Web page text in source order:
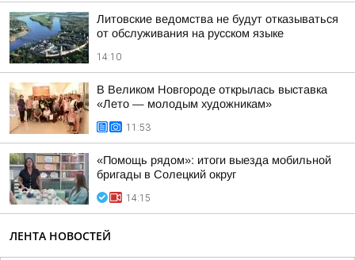
Литовские ведомства не будут отказываться
от обслуживания на русском языке
14:10
В Великом Новгороде открылась выставка
«Лето — молодым художникам»
11:53
«Помощь рядом»: итоги выезда мобильной
бригады в Солецкий округ
14:15
ЛЕНТА НОВОСТЕЙ